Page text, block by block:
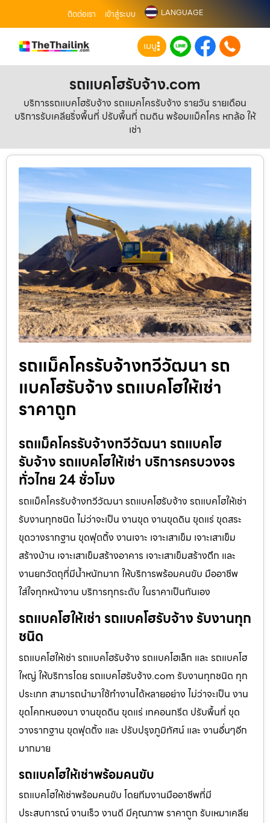
ติดต่อเรา เข้าสู่ระบบ LANGUAGE
เมนู
รถแบคโฮรับจ้าง.com
บริการรถแบคโฮรับจ้าง รถแมคโครรับจ้าง รายวัน รายเดือน
บริการรับเคลียริ่งพื้นที่ ปรับพื้นที่ ถมดิน พร้อมแม็คโคร หกล้อ ให้
เช่า
รถแม็คโครรับจ้างทวีวัฒนา รถ
แบคโฮรับจ้าง รถแบคโฮให้เช่า
ราคาถูก
รถแม็คโครรับจ้างทวีวัฒนา รถแบคโฮ
รับจ้าง รถแบคโฮให้เช่า บริการครบวงจร
ทั่วไทย 24 ชั่วโมง
รถแม็คโครรับจ้างทวีวัฒนา รถแบคโฮรับจ้าง รถแบคโฮให้เช่า
รับงานทุกชนิด ไม่ว่าจะเป็น งานขุด งานขุดดิน ขุดแร่ ขุดสระ
ขุดวางรากฐาน ขุดฟุตติ้ง งานเจาะ เจาะเสาเข็ม เจาะเสาเข็ม
สร้างบ้าน เจาะเสาเข็มสร้างอาคาร เจาะเสาเข็มสร้างตึก และ
งานยกวัตถุที่มีน้ำหนักมาก ให้บริการพร้อมคนขับ มืออาชีพ
ใส่ใจทุกหน้างาน บริการทุกระดับ ในราคาเป็นกันเอง
รถแบคโฮให้เช่า รถแบคโฮรับจ้าง รับงานทุก
ชนิด
รถแบคโฮให้เช่า รถแบคโฮรับจ้าง รถแบคโฮเล็ก และ รถแบคโฮ
ใหญ่ ให้บริการโดย รถแบคโฮรับจ้าง.com รับงานทุกชนิด ทุก
ประเภท สามารถนำมาใช้ทำงานได้หลายอย่าง ไม่ว่าจะเป็น งาน
ขุดโคกหนองนา งานขุดดิน ขุดแร่ เทคอนกรีต ปรับพื้นที่ ขุด
วางรากฐาน ขุดฟุตติ้ง และ ปรับปรุงภูมิทัศน์ และ งานอื่นๆอีก
มากมาย
รถแบคโฮให้เช่าพร้อมคนขับ
รถแบคโฮให้เช่าพร้อมคนขับ โดยทีมงานมืออาชีพที่มี
ประสบการณ์ งานเร็ว งานดี มีคุณภาพ ราคาถูก รับเหมาเคลีย